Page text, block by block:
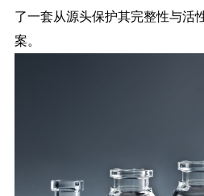
了一套从源头保护其完整性与活
案。